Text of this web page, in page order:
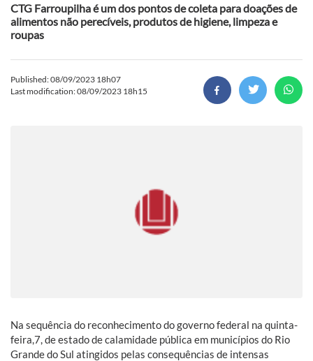
CTG Farroupilha é um dos pontos de coleta para doações de
alimentos não perecíveis, produtos de higiene, limpeza e
roupas
Published: 08/09/2023 18h07
Last modification: 08/09/2023 18h15
Na sequência do reconhecimento do governo federal na quinta-
feira,7, de estado de calamidade pública em municípios do Rio
Grande do Sul atingidos pelas consequências de intensas